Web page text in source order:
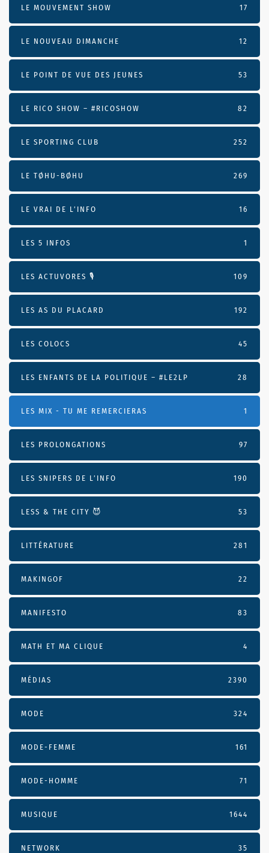
LE MOUVEMENT SHOW 17
LE NOUVEAU DIMANCHE 12
LE POINT DE VUE DES JEUNES 53
LE RICO SHOW – #RICOSHOW 82
LE SPORTING CLUB 252
LE TØHU-BØHU 269
LE VRAI DE L’INFO 16
LES 5 INFOS 1
LES ACTUVORES 🎙 109
LES AS DU PLACARD 192
LES COLOCS 45
LES ENFANTS DE LA POLITIQUE – #LE2LP 28
LES MIX - TU ME REMERCIERAS 1
LES PROLONGATIONS 97
LES SNIPERS DE L’INFO 190
LESS & THE CITY 😈 53
LITTÉRATURE 281
MAKINGOF 22
MANIFESTO 83
MATH ET MA CLIQUE 4
MÉDIAS 2390
MODE 324
MODE-FEMME 161
MODE-HOMME 71
MUSIQUE 1644
NETWORK 35